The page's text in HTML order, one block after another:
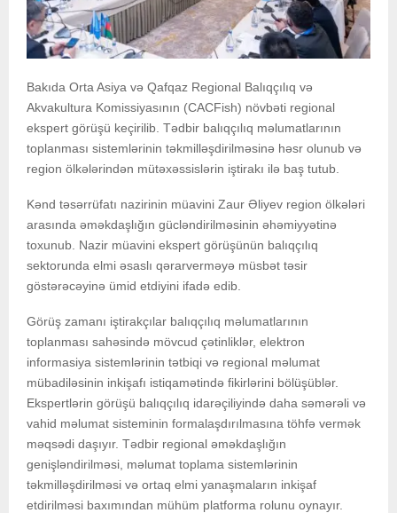
Bakıda Orta Asiya və Qafqaz Regional Balıqçılıq və
Akvakultura Komissiyasının (CACFish) növbəti regional
ekspert görüşü keçirilib. Tədbir balıqçılıq məlumatlarının
toplanması sistemlərinin təkmilləşdirilməsinə həsr olunub və
region ölkələrindən mütəxəssislərin iştirakı ilə baş tutub.
Kənd təsərrüfatı nazirinin müavini Zaur Əliyev region ölkələri
arasında əməkdaşlığın gücləndirilməsinin əhəmiyyətinə
toxunub. Nazir müavini ekspert görüşünün balıqçılıq
sektorunda elmi əsaslı qərarverməyə müsbət təsir
göstərəcəyinə ümid etdiyini ifadə edib.
Görüş zamanı iştirakçılar balıqçılıq məlumatlarının
toplanması sahəsində mövcud çətinliklər, elektron
informasiya sistemlərinin tətbiqi və regional məlumat
mübadiləsinin inkişafı istiqamətində fikirlərini bölüşüblər.
Ekspertlərin görüşü balıqçılıq idarəçiliyində daha səmərəli və
vahid məlumat sisteminin formalaşdırılmasına töhfə vermək
məqsədi daşıyır. Tədbir regional əməkdaşlığın
genişləndirilməsi, məlumat toplama sistemlərinin
təkmilləşdirilməsi və ortaq elmi yanaşmaların inkişaf
etdirilməsi baxımından mühüm platforma rolunu oynayır.